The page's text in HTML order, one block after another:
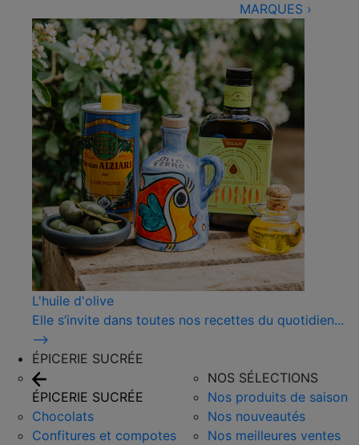
MARQUES ›
L'huile d'olive
Elle s’invite dans toutes nos recettes du quotidien...
⟶
ÉPICERIE SUCRÉE
ÉPICERIE SUCRÉE
Chocolats
Confitures et compotes
NOS SÉLECTIONS
Nos produits de saison
Nos nouveautés
Nos meilleures ventes